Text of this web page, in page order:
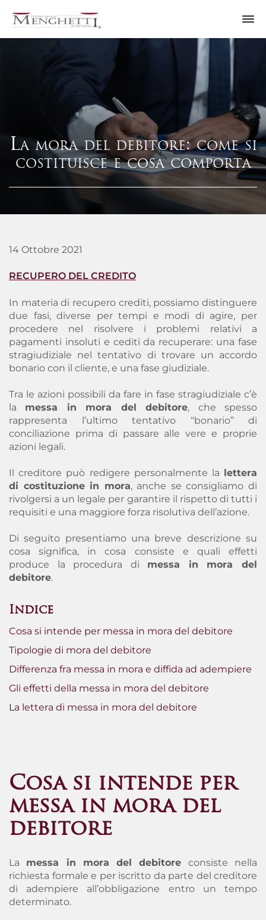
La mora del debitore: come si
costituisce e cosa comporta
14 Ottobre 2021
RECUPERO DEL CREDITO
In materia di recupero crediti, possiamo distinguere
due fasi, diverse per tempi e modi di agire, per
procedere nel risolvere i problemi relativi a
pagamenti insoluti e cediti da recuperare: una fase
stragiudiziale nel tentativo di trovare un accordo
bonario con il cliente, e una fase giudiziale.
Tra le azioni possibili da fare in fase stragiudiziale c’è
la messa in mora del debitore, che spesso
rappresenta l’ultimo tentativo “bonario” di
conciliazione prima di passare alle vere e proprie
azioni legali.
Il creditore può redigere personalmente la lettera
di costituzione in mora, anche se consigliamo di
rivolgersi a un legale per garantire il rispetto di tutti i
requisiti e una maggiore forza risolutiva dell’azione.
Di seguito presentiamo una breve descrizione su
cosa significa, in cosa consiste e quali effetti
produce la procedura di messa in mora del
debitore.
Indice
Cosa si intende per messa in mora del debitore
Tipologie di mora del debitore
Differenza fra messa in mora e diffida ad adempiere
Gli effetti della messa in mora del debitore
La lettera di messa in mora del debitore
Cosa si intende per
messa in mora del
debitore
La messa in mora del debitore consiste nella
richiesta formale e per iscritto da parte del creditore
di adempiere all’obbligazione entro un tempo
determinato.